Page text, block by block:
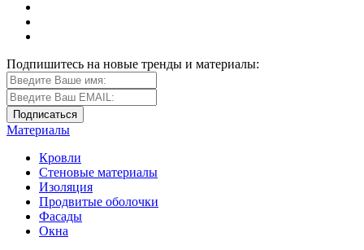
Подпишитесь на новые тренды и материалы:
Материалы
Кровли
Стеновые материалы
Изоляция
Продвитые оболочки
Фасады
Окна